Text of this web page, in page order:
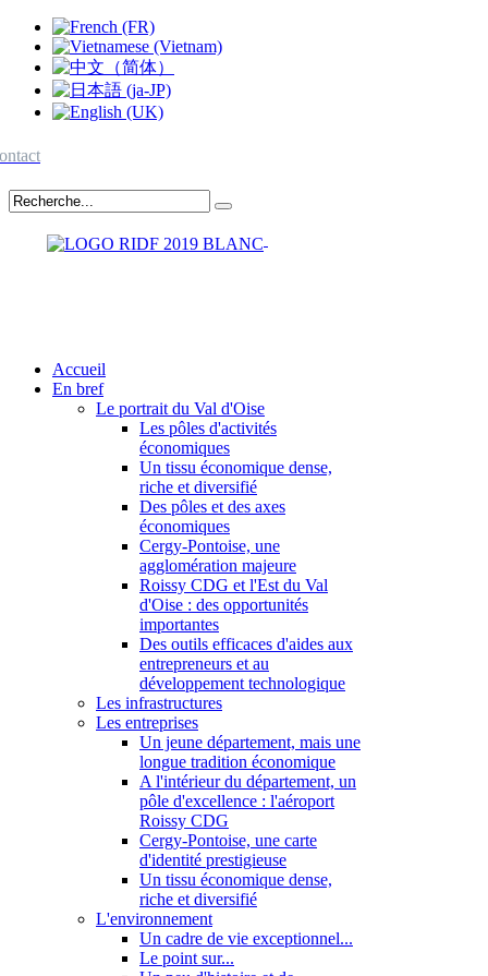
Accueil
En bref
Le portrait du Val d'Oise
Les pôles d'activités
économiques
Un tissu économique dense,
riche et diversifié
Des pôles et des axes
économiques
Cergy-Pontoise, une
agglomération majeure
Roissy CDG et l'Est du Val
d'Oise : des opportunités
importantes
Des outils efficaces d'aides aux
entrepreneurs et au
développement technologique
Les infrastructures
Les entreprises
Un jeune département, mais une
longue tradition économique
A l'intérieur du département, un
pôle d'excellence : l'aéroport
Roissy CDG
Cergy-Pontoise, une carte
d'identité prestigieuse
Un tissu économique dense,
riche et diversifié
L'environnement
Un cadre de vie exceptionnel...
Le point sur...